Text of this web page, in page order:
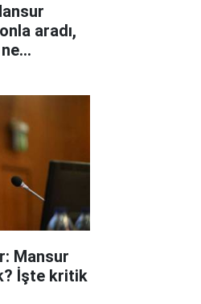
aradı,
Mansur
İşte kritik